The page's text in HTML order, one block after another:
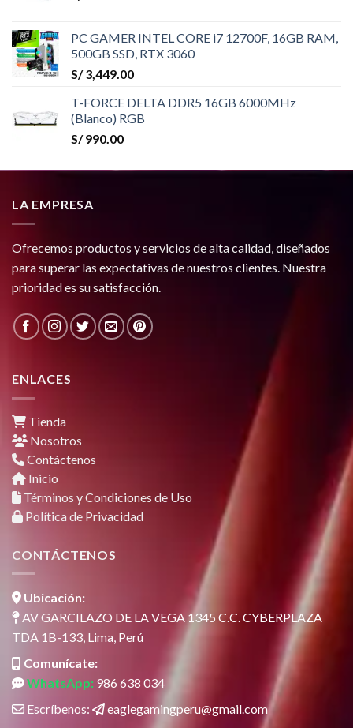
PC GAMER INTEL CORE i7 12700F, 16GB RAM,
500GB SSD, RTX 3060
S/3,449.00
T-FORCE DELTA DDR5 16GB 6000MHz
(Blanco) RGB
S/990.00
LA EMPRESA
Ofrecemos productos y servicios de alta calidad, diseñados
para superar las expectativas de nuestros clientes. Nuestra
prioridad es su satisfacción.
ENLACES
Tienda
Nosotros
Contáctenos
Inicio
Términos y Condiciones de Uso
Política de Privacidad
CONTÁCTENOS
Ubicación:
AV GARCILAZO DE LA VEGA 1345 C.C. CYBERPLAZA
TDA 1B-133, Lima, Perú
Comunícate:
WhatsApp: 986 638 034
Escríbenos:
eaglegamingperu@gmail.com